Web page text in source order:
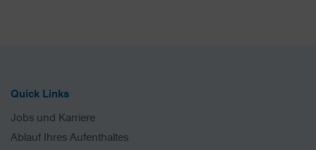
Quick Links
Jobs und Karriere
Ablauf Ihres Aufenthaltes